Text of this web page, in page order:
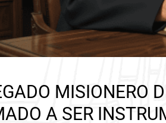
MISIONERO
A SER